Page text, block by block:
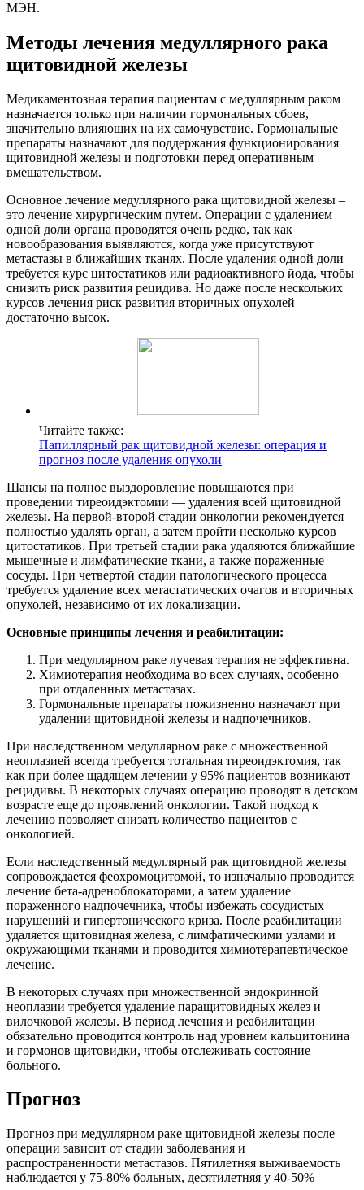
МЭН.
Методы лечения медуллярного рака
щитовидной железы
Медикаментозная терапия пациентам с медуллярным раком
назначается только при наличии гормональных сбоев,
значительно влияющих на их самочувствие. Гормональные
препараты назначают для поддержания функционирования
щитовидной железы и подготовки перед оперативным
вмешательством.
Основное лечение медуллярного рака щитовидной железы –
это лечение хирургическим путем. Операции с удалением
одной доли органа проводятся очень редко, так как
новообразования выявляются, когда уже присутствуют
метастазы в ближайших тканях. После удаления одной доли
требуется курс цитостатиков или радиоактивного йода, чтобы
снизить риск развития рецидива. Но даже после нескольких
курсов лечения риск развития вторичных опухолей
достаточно высок.
Читайте также:
Папиллярный рак щитовидной железы: операция и
прогноз после удаления опухоли
Шансы на полное выздоровление повышаются при
проведении тиреоидэктомии — удаления всей щитовидной
железы. На первой-второй стадии онкологии рекомендуется
полностью удалять орган, а затем пройти несколько курсов
цитостатиков. При третьей стадии рака удаляются ближайшие
мышечные и лимфатические ткани, а также пораженные
сосуды. При четвертой стадии патологического процесса
требуется удаление всех метастатических очагов и вторичных
опухолей, независимо от их локализации.
Основные принципы лечения и реабилитации:
При медуллярном раке лучевая терапия не эффективна.
Химиотерапия необходима во всех случаях, особенно
при отдаленных метастазах.
Гормональные препараты пожизненно назначают при
удалении щитовидной железы и надпочечников.
При наследственном медуллярном раке с множественной
неоплазией всегда требуется тотальная тиреоидэктомия, так
как при более щадящем лечении у 95% пациентов возникают
рецидивы. В некоторых случаях операцию проводят в детском
возрасте еще до проявлений онкологии. Такой подход к
лечению позволяет снизать количество пациентов с
онкологией.
Если наследственный медуллярный рак щитовидной железы
сопровождается феохромоцитомой, то изначально проводится
лечение бета-адреноблокаторами, а затем удаление
пораженного надпочечника, чтобы избежать сосудистых
нарушений и гипертонического криза. После реабилитации
удаляется щитовидная железа, с лимфатическими узлами и
окружающими тканями и проводится химиотерапевтическое
лечение.
В некоторых случаях при множественной эндокринной
неоплазии требуется удаление паращитовидных желез и
вилочковой железы. В период лечения и реабилитации
обязательно проводится контроль над уровнем кальцитонина
и гормонов щитовидки, чтобы отслеживать состояние
больного.
Прогноз
Прогноз при медуллярном раке щитовидной железы после
операции зависит от стадии заболевания и
распространенности метастазов. Пятилетняя выживаемость
наблюдается у 75-80% больных, десятилетняя у 40-50%